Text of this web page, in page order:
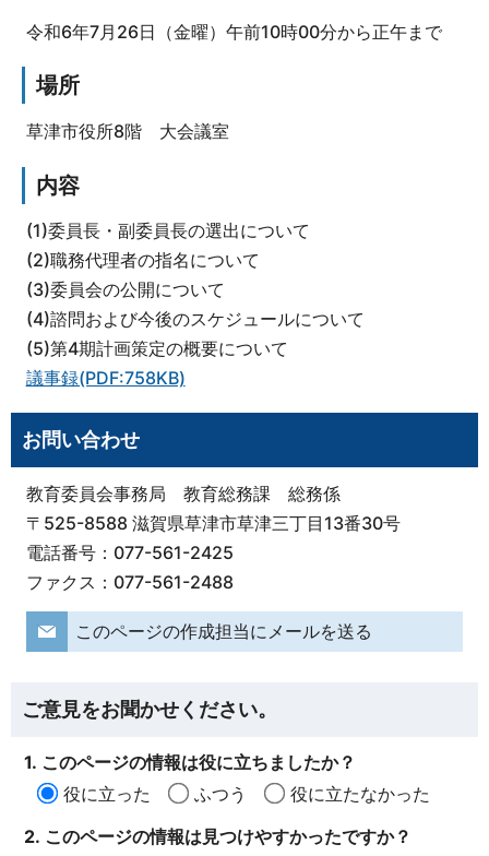
令和6年7月26日（金曜）午前10時00分から正午まで
場所
草津市役所8階 大会議室
内容
(1)委員長・副委員長の選出について
(2)職務代理者の指名について
(3)委員会の公開について
(4)諮問および今後のスケジュールについて
(5)第4期計画策定の概要について
議事録(PDF:758KB)
お問い合わせ
教育委員会事務局 教育総務課 総務係
〒525-8588 滋賀県草津市草津三丁目13番30号
電話番号：077-561-2425
ファクス：077-561-2488
このページの作成担当にメールを送る
ご意見をお聞かせください。
1. このページの情報は役に立ちましたか？
役に立った
ふつう
役に立たなかった
2. このページの情報は見つけやすかったですか？